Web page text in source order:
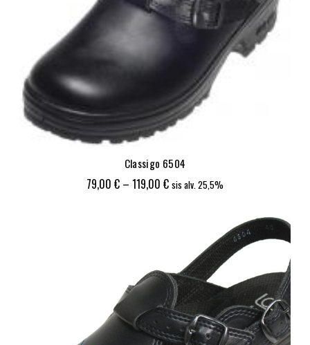
Classigo 6504
79,00 € – 119,00 €Hintaluokka:
sis alv. 25,5%